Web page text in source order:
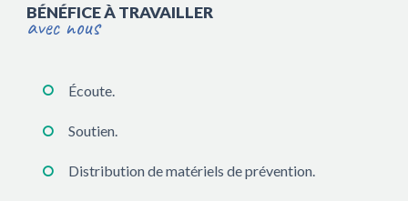
BÉNÉFICE À TRAVAILLER
avec nous
Écoute.
Soutien.
Distribution de matériels de prévention.